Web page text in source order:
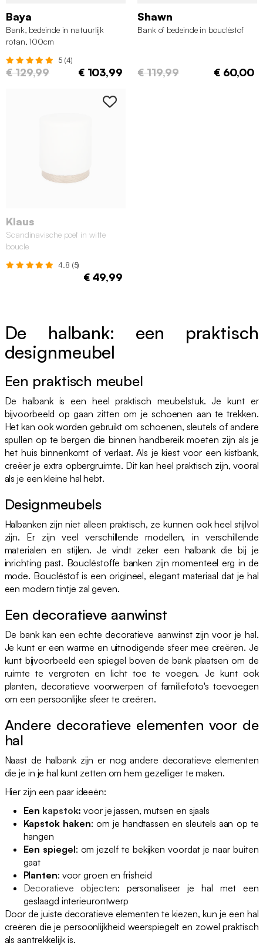
Baya
Bank, bedeinde in natuurlijk
rotan, 100cm
5 (4)
€ 129,99 € 103,99
Shawn
Bank of bedeinde in boucléstof
€ 119,99 € 60,00
Klaus
Scandinavische poef in witte
boucle
4.8 (5)
€ 49,99
De halbank: een praktisch
designmeubel
Een praktisch meubel
De halbank is een heel praktisch meubelstuk. Je kunt er
bijvoorbeeld op gaan zitten om je schoenen aan te trekken.
Het kan ook worden gebruikt om schoenen, sleutels of andere
spullen op te bergen die binnen handbereik moeten zijn als je
het huis binnenkomt of verlaat. Als je kiest voor een kistbank,
creëer je extra opbergruimte. Dit kan heel praktisch zijn, vooral
als je een kleine hal hebt.
Designmeubels
Halbanken zijn niet alleen praktisch, ze kunnen ook heel stijlvol
zijn. Er zijn veel verschillende modellen, in verschillende
materialen en stijlen. Je vindt zeker een halbank die bij je
inrichting past. Boucléstoffe banken zijn momenteel erg in de
mode. Boucléstof is een origineel, elegant materiaal dat je hal
een modern tintje zal geven.
Een decoratieve aanwinst
De bank kan een echte decoratieve aanwinst zijn voor je hal.
Je kunt er een warme en uitnodigende sfeer mee creëren. Je
kunt bijvoorbeeld een spiegel boven de bank plaatsen om de
ruimte te vergroten en licht toe te voegen. Je kunt ook
planten, decoratieve voorwerpen of familiefoto's toevoegen
om een persoonlijke sfeer te creëren.
Andere decoratieve elementen voor de
hal
Naast de halbank zijn er nog andere decoratieve elementen
die je in je hal kunt zetten om hem gezelliger te maken.
Hier zijn een paar ideeën:
Een kapstok: voor je jassen, mutsen en sjaals
Kapstok haken: om je handtassen en sleutels aan op te
hangen
Een spiegel: om jezelf te bekijken voordat je naar buiten
gaat
Planten: voor groen en frisheid
Decoratieve objecten: personaliseer je hal met een
geslaagd interieurontwerp
Door de juiste decoratieve elementen te kiezen, kun je een hal
creëren die je persoonlijkheid weerspiegelt en zowel praktisch
als aantrekkelijk is.